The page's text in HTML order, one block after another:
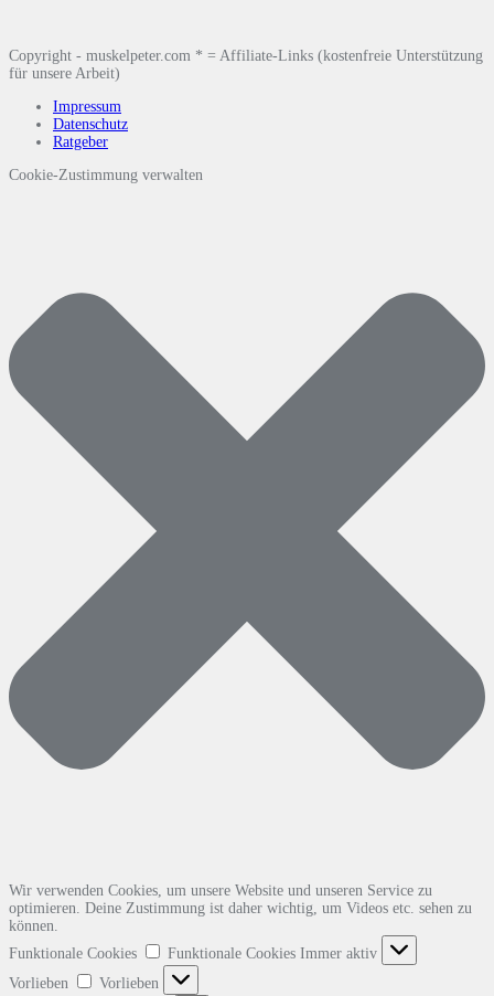
Copyright - muskelpeter.com * = Affiliate-Links (kostenfreie Unterstützung
für unsere Arbeit)
Impressum
Datenschutz
Ratgeber
Cookie-Zustimmung verwalten
Wir verwenden Cookies, um unsere Website und unseren Service zu
optimieren. Deine Zustimmung ist daher wichtig, um Videos etc. sehen zu
können.
Funktionale Cookies
Funktionale Cookies Immer aktiv
Vorlieben
Vorlieben